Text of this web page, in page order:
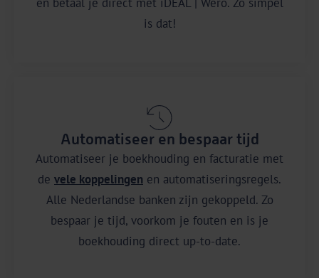
is dat!
Automatiseer en bespaar tijd
Automatiseer je boekhouding en facturatie met
de vele koppelingen en automatiseringsregels.
Alle Nederlandse banken zijn gekoppeld. Zo
bespaar je tijd, voorkom je fouten en is je
boekhouding direct up-to-date.